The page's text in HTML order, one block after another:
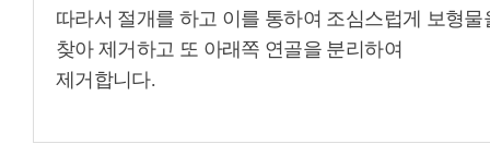
따라서 절개를 하고 이를 통하여 조심스럽게 보형물
찾아 제거하고 또 아래쪽 연골을 분리하여
제거합니다.